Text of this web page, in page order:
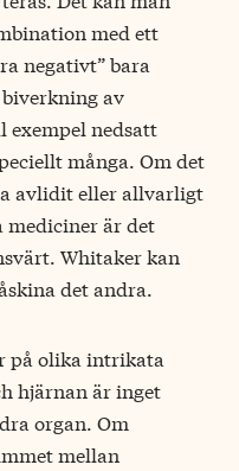
med ett
negativt” bara
av
exempel nedsatt
många. Om det
avlidit eller allvarligt
mediciner är det
Whitaker kan
det andra.
på olika intrikata
hjärnan är inget
organ. Om
mellan